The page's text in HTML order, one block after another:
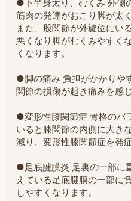
●下半身太り、むくみ 外側
筋肉の発達がおこり脚が太
また、股関節が外旋位にい
悪くなり脚がむくみやすく
くなります。
●脚の痛み 負担がかかりや
関節の損傷が起き痛みを感
●変形性膝関節症 骨格のバ
いると膝関節の内側に大き
減り、変形性膝関節症を発
●足底腱膜炎 足裏の一部に
えている足底腱膜の一部に
しやすくなります。